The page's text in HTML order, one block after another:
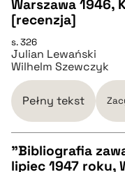
pobierz cytat
BIBTEX
pobierz cytat
Warszawa 1946,
[recenzja]
s. 326
Julian Lewański
Wilhelm Szewczyk
Pełny tekst
"Bibliografia
lipiec 1947 roku,